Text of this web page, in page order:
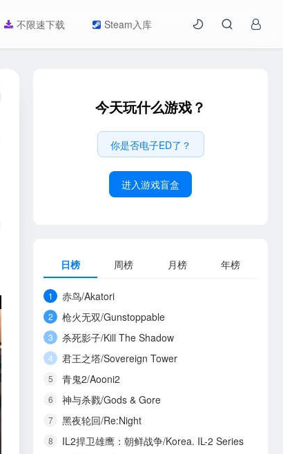
不限速下载 Steam入库
今天玩什么游戏？
你是否电子ED了？
进入游戏盲盒
日榜 周榜 月榜 年榜
1 赤鸟/Akatori
2 枪火无双/Gunstoppable
3 杀死影子/Kill The Shadow
4 君王之塔/Sovereign Tower
5 青鬼2/Aooni2
6 神与杀戮/Gods & Gore
7 黑夜轮回/Re:Night
8 IL2捍卫雄鹰：朝鲜战争/Korea. IL-2 Series